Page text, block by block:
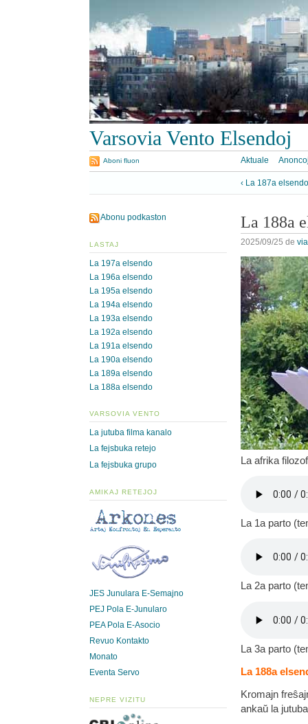
Varsovia Vento Elsendoj
Aktuale
Aboni fluon
‹ La 187a elsendo
La 188a
2025/09/25 de
La afrika
La 1a parto
La 2a parto
La 3a parto
La 188a
Kromajn
ankaŭ la
Abonu podkaston
LASTAJ
La 197a elsendo
La 196a elsendo
La 195a elsendo
La 194a elsendo
La 193a elsendo
La 192a elsendo
La 191a elsendo
La 190a elsendo
La 189a elsendo
La 188a elsendo
VARSOVIA VENTO
La jutuba filma kanalo
La fejsbuka retejo
La fejsbuka grupo
AMIKAJ RETEJOJ
JES Junulara E-Semajno
PEJ Pola E-Junularo
PEA Pola E-Asocio
Revuo Kontakto
Monato
Eventa Servo
NEPRE VIZITU